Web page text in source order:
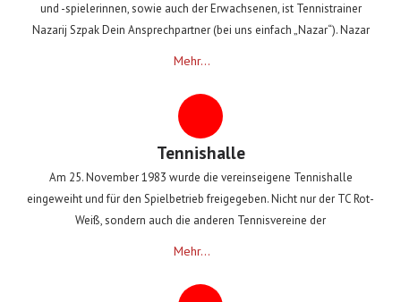
und -spielerinnen, sowie auch der Erwachsenen, ist Tennistrainer
Nazarij Szpak Dein Ansprechpartner (bei uns einfach „Nazar“). Nazar
Mehr...
Tennishalle
Am 25. November 1983 wurde die vereinseigene Tennishalle
eingeweiht und für den Spielbetrieb freigegeben. Nicht nur der TC Rot-
Weiß, sondern auch die anderen Tennisvereine der
Mehr...